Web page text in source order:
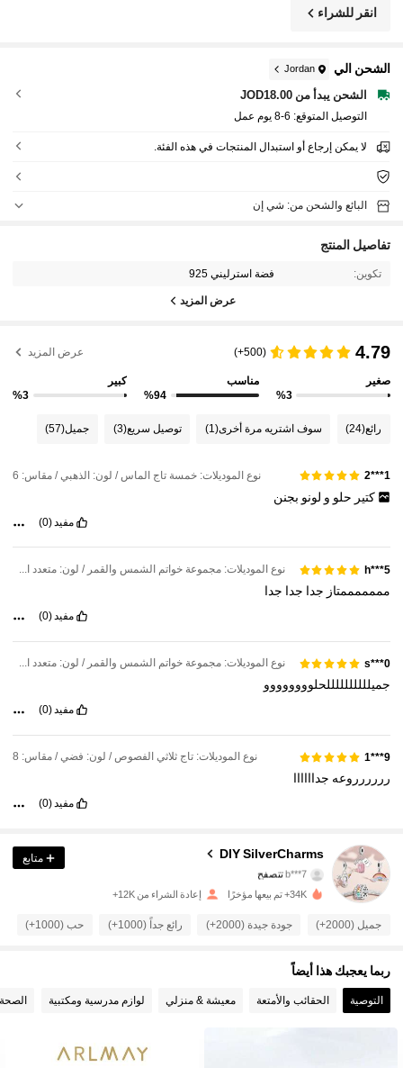
انقر للشراء
الشحن الي Jordan
الشحن يبدأ من JOD18.00
التوصيل المتوقع: 6-8 يوم عمل
لا يمكن إرجاع أو استبدال المنتجات في هذه الفئة.
البائع والشحن من: شي إن
تفاصيل المنتج
تكوين: فضة استرليني 925
عرض المزيد
4.79
(500+) عرض المزيد
صغير
%3
مناسب
%94
كبير
%3
رائع(24) سوف اشتريه مرة أخرى(1) توصيل سريع(3) جميل(57)
1***2 نوع الموديلات: خمسة تاج الماس / لون: الذهبي / مقاس: 6
كتير حلو و لونو بجنن
مفيد(0)
h***5 نوع الموديلات: مجموعة خواتم الشمس والقمر / لون: متعدد الألوان / مقاس: 6
مممممممتاز جدا جدا جدا
مفيد(0)
s***0 نوع الموديلات: مجموعة خواتم الشمس والقمر / لون: متعدد الألوان / مقاس: 7
جميللللللللللحلوووووووو
مفيد(0)
9***1 نوع الموديلات: تاج ثلاثي الفصوص / لون: فضي / مقاس: 8
رررررروعه جداااااا
مفيد(0)
DIY SilverCharms
4.87
36K متابعون
4.87
4.87 36K متابعون
متابع
34K+ تم بيعها مؤخرًا إعادة الشراء من 12K+
جميل (2000+) جودة جيدة (2000+) رائع جداً (1000+) حب (1000+)
ربما يعجبك هذا أيضاً
التوصية الحقائب والأمتعة معيشة & منزلي لوازم مدرسية ومكتبية